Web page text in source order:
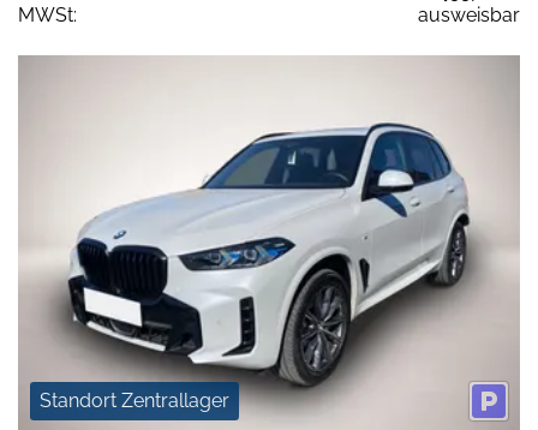
MWSt:
ausweisbar
Standort Zentrallager